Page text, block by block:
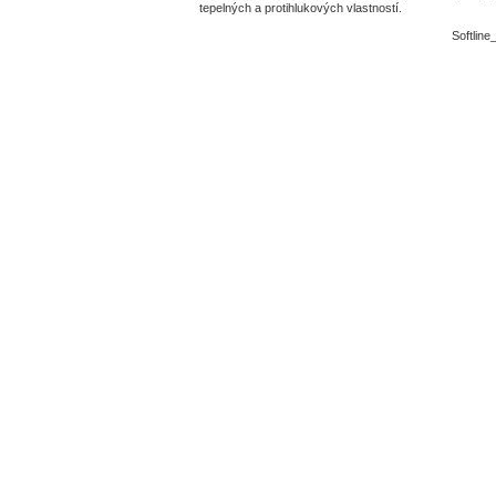
tepelných a protihlukových vlastností.